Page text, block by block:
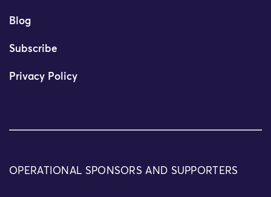
Blog
Subscribe
Privacy Policy
OPERATIONAL SPONSORS AND SUPPORTERS